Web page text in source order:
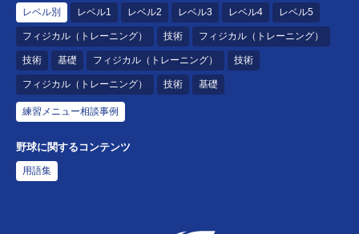
レベル別 レベル1 レベル2 レベル3 レベル4 レベル5
フィジカル（トレーニング） 技術 フィジカル（トレーニング）
技術 基礎 フィジカル（トレーニング） 技術
フィジカル（トレーニング） 技術 基礎
練習メニュー相談事例
野球に関するコンテンツ
用語集